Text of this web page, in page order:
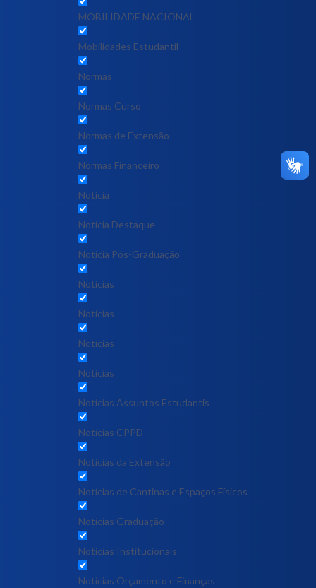
MOBILIDADE NACIONAL
Mobilidades Estudantil
Normas
Normas Curso
Normas de Extensão
Normas Financeiro
Notícia
Notícia Destaque
Noticia Pós-Graduação
Notícias
Notícias
Notícias
Notícias
Notícias Assuntos Estudantis
Notícias CPPD
Notícias da Extensão
Notícias de Cantinas e Espaços Físicos
Notícias Graduação
Notícias Institucionais
Notícias Orçamento e Finanças